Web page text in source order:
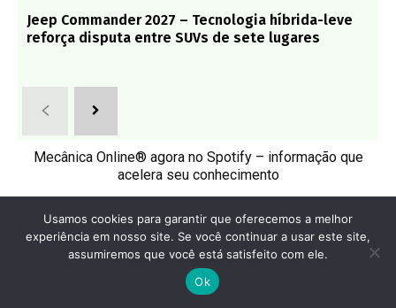
Jeep Commander 2027 – Tecnologia híbrida-leve
reforça disputa entre SUVs de sete lugares
Mecânica Online® agora no Spotify – informação que
acelera seu conhecimento
Online® Podcast com Tarcisio Diastraz análises técnicas,
entrevistas e os principais assuntos da indústria automotiva, de um
jeito claro e direto.
Clique aqui para ouvir agora no Spotify!
Usamos cookies para garantir que oferecemos a melhor
experiência em nosso site. Se você continuar a usar este site,
assumiremos que você está satisfeito com ele.
Ok